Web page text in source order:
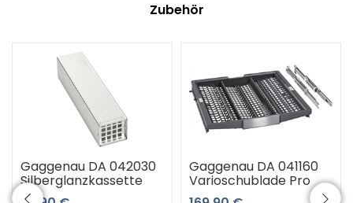
Zubehör
Gaggenau DA 042030
Silberglanzkassette
Gaggenau DA 041160
Varioschublade Pro